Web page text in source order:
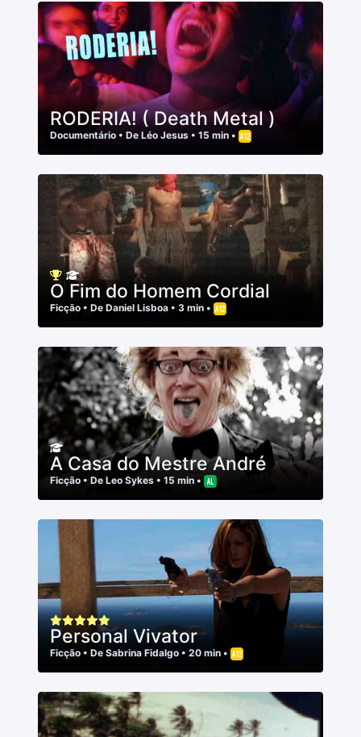
RODERIA! ( Death Metal )
Documentário • De Léo Jesus • 15 min •
O Fim do Homem Cordial
Ficção • De Daniel Lisboa • 3 min •
A Casa do Mestre André
Ficção • De Leo Sykes • 15 min •
Personal Vivator
Ficção • De Sabrina Fidalgo • 20 min •